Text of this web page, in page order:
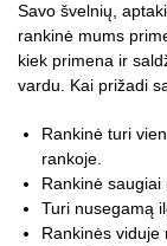
Savo švelnių,
rankinė mums
kiek primena ir
vardu. Kai prižadi
Rankinė turi
rankoje.
Rankinė saugiai
Turi nusegamą
Rankinės